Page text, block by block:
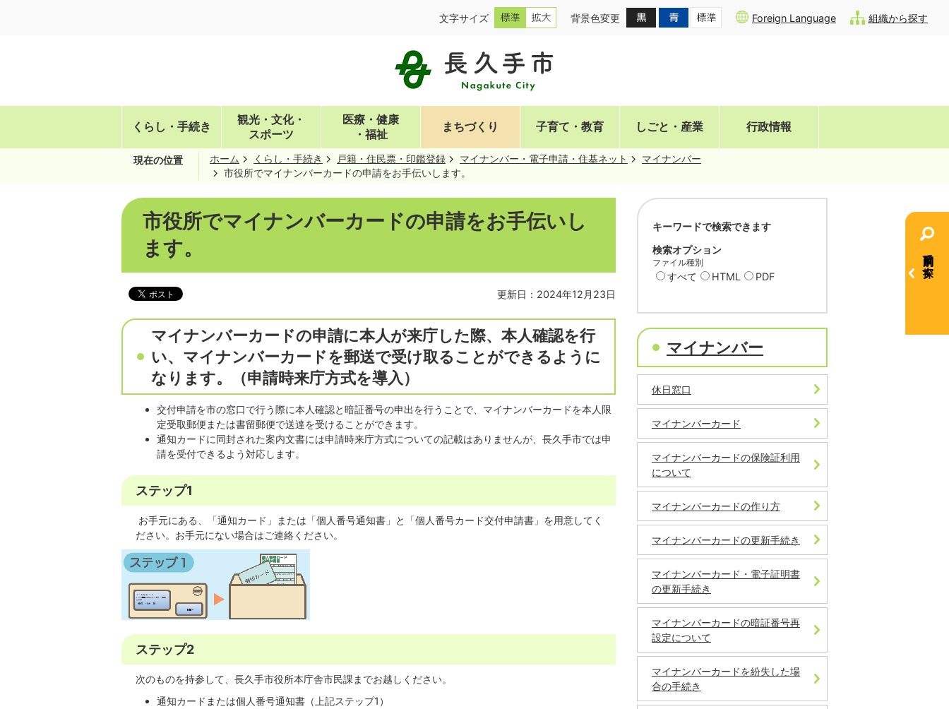
文字サイズ 背景色変更 Foreign Language 組織から探す
くらし・手続き
観光・文化・
スポーツ
医療・健康
・福祉
まちづくり 子育て・教育 しごと・産業 行政情報
目的別で探す
現在の位置 ホーム くらし・手続き 戸籍・住民票・印鑑登録 マイナンバー・電子申請・住基ネット
マイナンバー
市役所でマイナンバーカードの申請をお手伝いします。
市役所でマイナンバーカードの申請をお手伝いし
ます。
更新日：2024年12月23日
マイナンバーカードの申請に本人が来庁した際、本人確認を行
い、マイナンバーカードを郵送で受け取ることができるように
なります。（申請時来庁方式を導入）
交付申請を市の窓口で行う際に本人確認と暗証番号の申出を行うことで、マイナンバーカードを本人限
定受取郵便または書留郵便で送達を受けることができます。
通知カードに同封された案内文書には申請時来庁方式についての記載はありませんが、長久手市では申
請を受付できるよう対応します。
ステップ1
お手元にある、「通知カード」または「個人番号通知書」と「個人番号カード交付申請書」を用意してく
ださい。お手元にない場合はご連絡ください。
ステップ2
次のものを持参して、長久手市役所本庁舎市民課までお越しください。
通知カードまたは個人番号通知書（上記ステップ1）
キーワードで検索できます
検索オプション
ファイル種別
すべて HTML PDF
マイナンバー
休日窓口
マイナンバーカード
マイナンバーカードの保険証利用
について
マイナンバーカードの作り方
マイナンバーカードの更新手続き
マイナンバーカード・電子証明書
の更新手続き
マイナンバーカードの暗証番号再
設定について
マイナンバーカードを紛失した場
合の手続き